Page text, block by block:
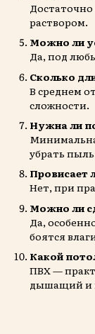
раствором.
Можно ли
Да, под
Сколько
В среднем
сложности.
Нужна ли
убрать
Провисает
Нет, при
Можно ли
Да,
боятся
Какой
ПВХ —
дышащий и